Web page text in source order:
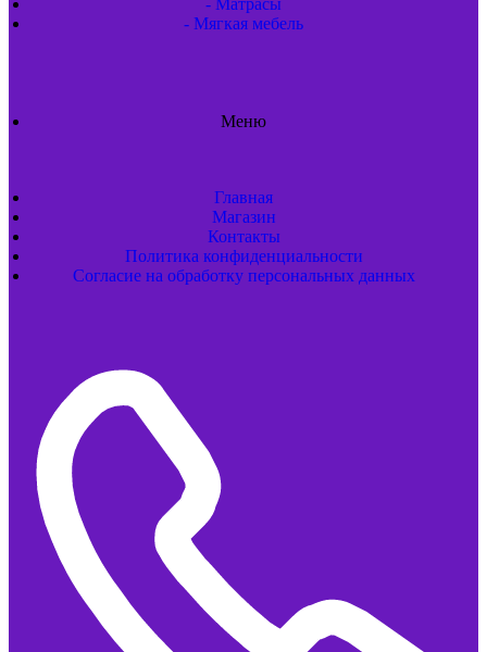
- Мягкая мебель
Меню
Главная
Магазин
Контакты
Политика конфиденциальности
Согласие на обработку персональных данных